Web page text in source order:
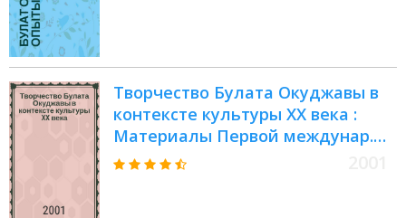
Творчество Булата Окуджавы в
контексте культуры XX века :
Материалы Первой междунар.
науч. конф., посвящ. 75-летию со